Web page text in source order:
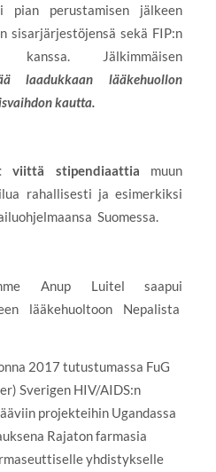
pian perustamisen jälkeen
sisarjärjestöjensä sekä FIP:n
kanssa. Jälkimmäisen
laadukkaan lääkehuollon
kautta.
viittä stipendiaattia muun
rahallisesti ja esimerkiksi
Suomessa.
Anup Luitel saapui
lääkehuoltoon Nepalista
2017 tutustumassa FuG
Sverigen HIV/AIDS:n
projekteihin Ugandassa
Rajaton farmasia
yhdistykselle